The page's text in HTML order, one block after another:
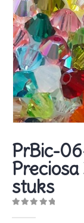
PrBic-
stuks